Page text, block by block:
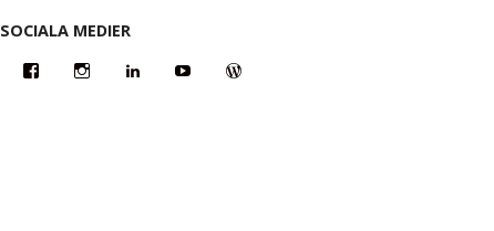
SOCIALA MEDIER
FacebookInstagramLinkedIn YouTube